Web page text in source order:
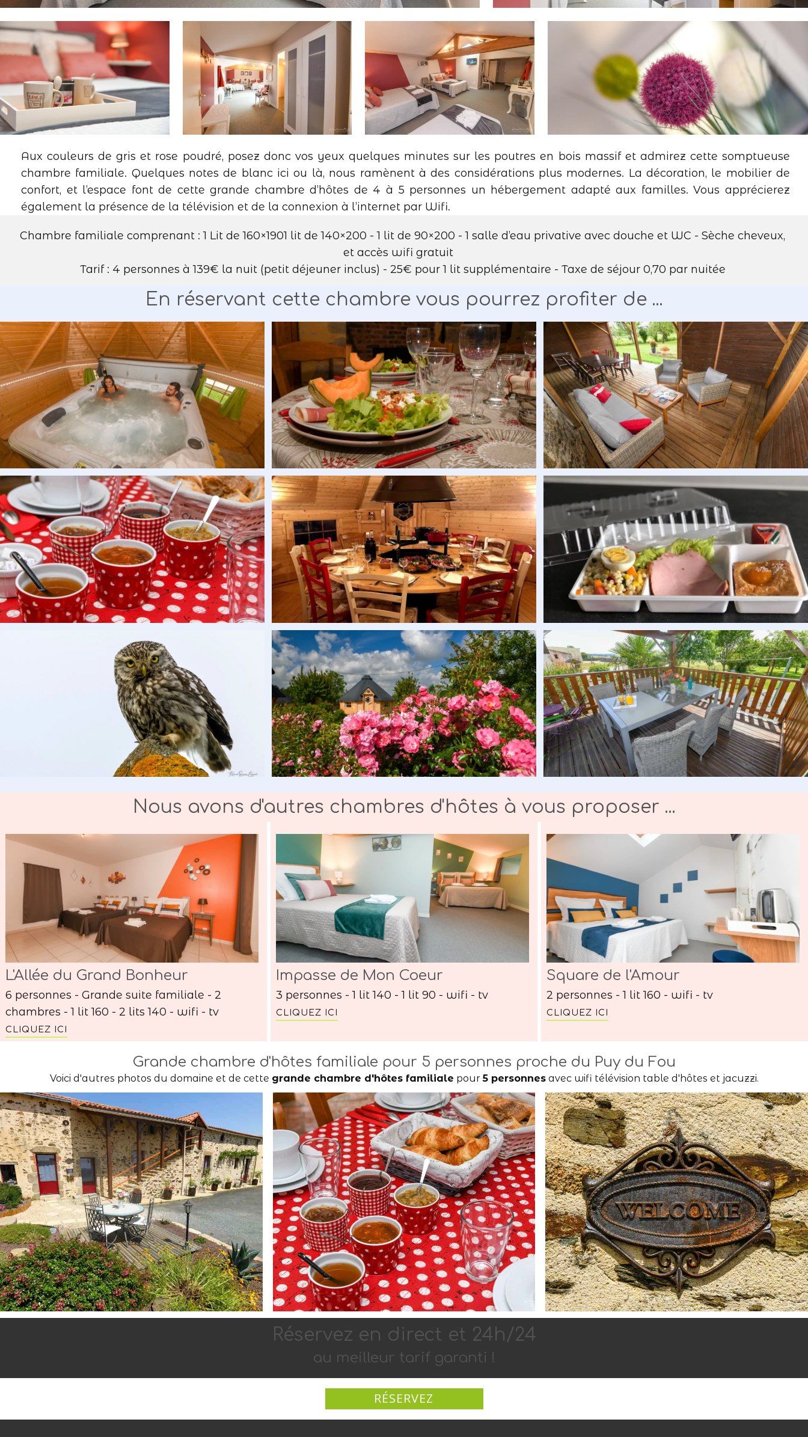
Aux couleurs de gris et rose poudré, posez donc vos yeux quelques minutes sur les poutres en bois massif et admirez cette somptueuse
chambre familiale. Quelques notes de blanc ici ou là, nous ramènent à des considérations plus modernes. La décoration, le mobilier de
confort, et l’espace font de cette grande chambre d’hôtes de 4 à 5 personnes un hébergement adapté aux familles. Vous apprécierez
également la présence de la télévision et de la connexion à l’internet par Wifi.
Chambre familiale comprenant : 1 Lit de 160×1901 lit de 140×200 - 1 lit de 90×200 - 1 salle d’eau privative avec douche et WC - Sèche cheveux,
et accès wifi gratuit
Tarif : 4 personnes à 139€ la nuit (petit déjeuner inclus) - 25€ pour 1 lit supplémentaire - Taxe de séjour 0,70 par nuitée
En réservant cette chambre vous pourrez profiter de ...
Nous avons d'autres chambres d'hôtes à vous proposer ...
L'Allée du Grand Bonheur
6 personnes - Grande suite familiale - 2
chambres - 1 lit 160 - 2 lits 140 - wifi - tv
CLIQUEZ ICI
Impasse de Mon Coeur
3 personnes - 1 lit 140 - 1 lit 90 - wifi - tv
CLIQUEZ ICI
Square de l'Amour
2 personnes - 1 lit 160 - wifi - tv
CLIQUEZ ICI
Grande chambre d'hôtes familiale pour 5 personnes proche du Puy du Fou
Voici d'autres photos du domaine et de cette grande chambre d'hôtes familiale pour5 personnesavec wifi télévision table d'hôtes et jacuzzi.
Réservez en di​rect et 24h​/2​​4
au meilleur tarif garanti !
RÉSERVEZ